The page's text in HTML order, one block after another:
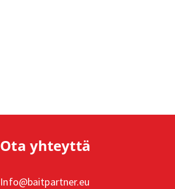
Ota yhteyttä
Info@baitpartner.eu